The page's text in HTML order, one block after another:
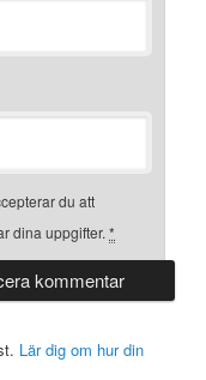
du att
dina uppgifter.*
Lär dig om hur din